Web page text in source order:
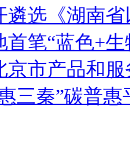
遴选《湖南
首笔“蓝色+
京市产品和
三秦”碳普